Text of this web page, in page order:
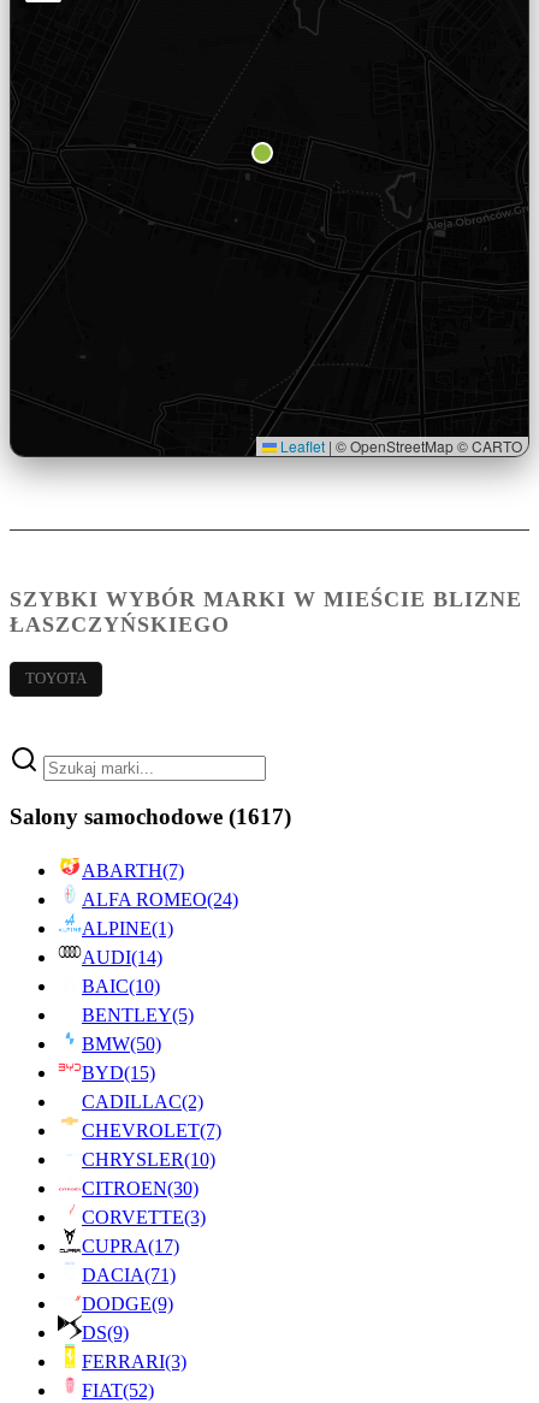
Leaflet | © OpenStreetMap © CARTO
SZYBKI WYBÓR MARKI W MIEŚCIE BLIZNE
ŁASZCZYŃSKIEGO
TOYOTA
Salony samochodowe (1617)
ABARTH(7)
ALFA ROMEO(24)
ALPINE(1)
AUDI(14)
BAIC(10)
BENTLEY(5)
BMW(50)
BYD(15)
CADILLAC(2)
CHEVROLET(7)
CHRYSLER(10)
CITROEN(30)
CORVETTE(3)
CUPRA(17)
DACIA(71)
DODGE(9)
DS(9)
FERRARI(3)
FIAT(52)